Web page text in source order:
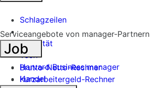
Schlagzeilen
Mobilität
Tech
Harvard Business manager
Handel
Serviceangebote von manager-Partnern
Job
Brutto-Netto-Rechner
Kurzarbeitergeld-Rechner